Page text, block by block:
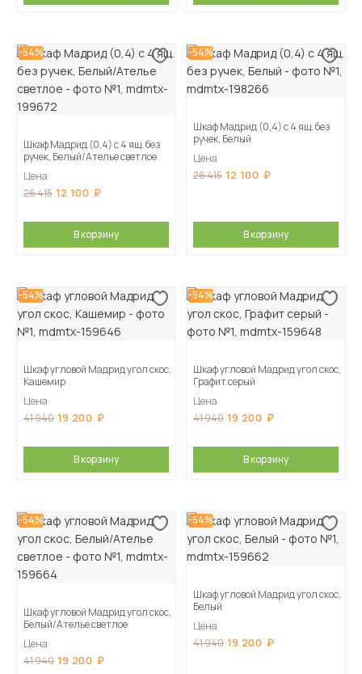
-54%
Шкаф Мадрид (0,4) с 4 ящ. без
ручек, Белый/Ателье светлое
Цена
26 415 12 100
В корзину
-54%
Шкаф Мадрид (0,4) с 4 ящ. без
ручек, Белый
Цена
26 415 12 100
В корзину
-54%
Шкаф угловой Мадрид угол скос,
Кашемир
Цена
41 940 19 200
В корзину
-54%
Шкаф угловой Мадрид угол скос,
Графит серый
Цена
41 940 19 200
В корзину
-54%
Шкаф угловой Мадрид угол скос,
Белый/Ателье светлое
Цена
41 940 19 200
-54%
Шкаф угловой Мадрид угол скос,
Белый
Цена
41 940 19 200